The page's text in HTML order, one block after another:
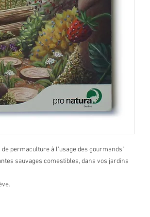
permaculture à l'usage des gourmands"
sauvages comestibles, dans vos jardins